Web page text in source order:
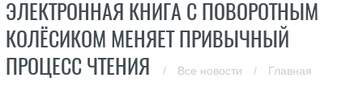
ЭЛЕКТРОННАЯ КНИГА С ПОВОРОТНЫМ
КОЛЁСИКОМ МЕНЯЕТ ПРИВЫЧНЫЙ
ПРОЦЕСС ЧТЕНИЯ
/ Все новости / Главная